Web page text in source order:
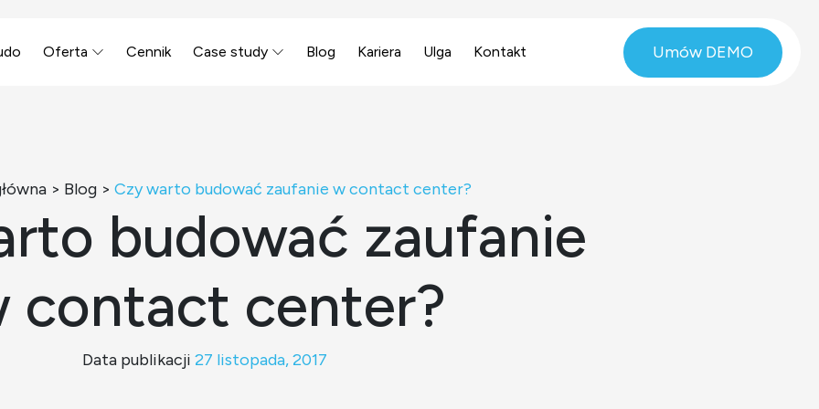
Oferta Cennik Case study Blog Kariera Ulga Kontakt Umów DEMO
> Blog > Czy warto budować zaufanie w contact center?
budować zaufanie
contact center?
Data publikacji 27 listopada, 2017